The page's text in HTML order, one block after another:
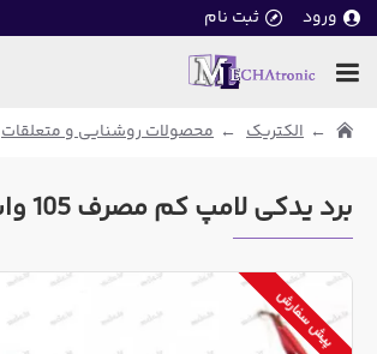
ورود ثبت نام
الکتریک محصولات روشنایی و متعلقات
برد یدکی لامپ کم مصرف 105 وات - استوک
پیش سفارش